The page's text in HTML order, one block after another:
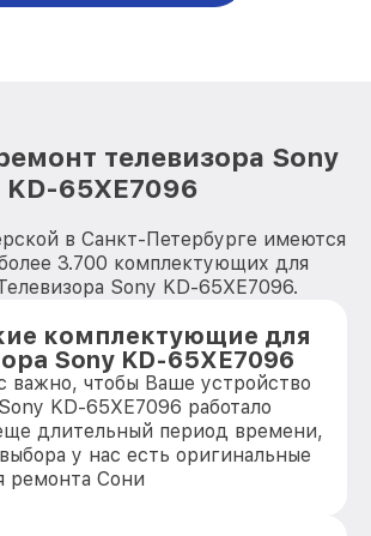
телевизора Sony
KD-65XE7096
в Санкт-Петербурге имеются
3.700 комплектующих для
Sony KD-65XE7096.
комплектующие для
Sony KD-65XE7096
важно, чтобы Ваше устройство
KD-65XE7096 работало
длительный период времени,
у нас есть оригинальные
ремонта Сони